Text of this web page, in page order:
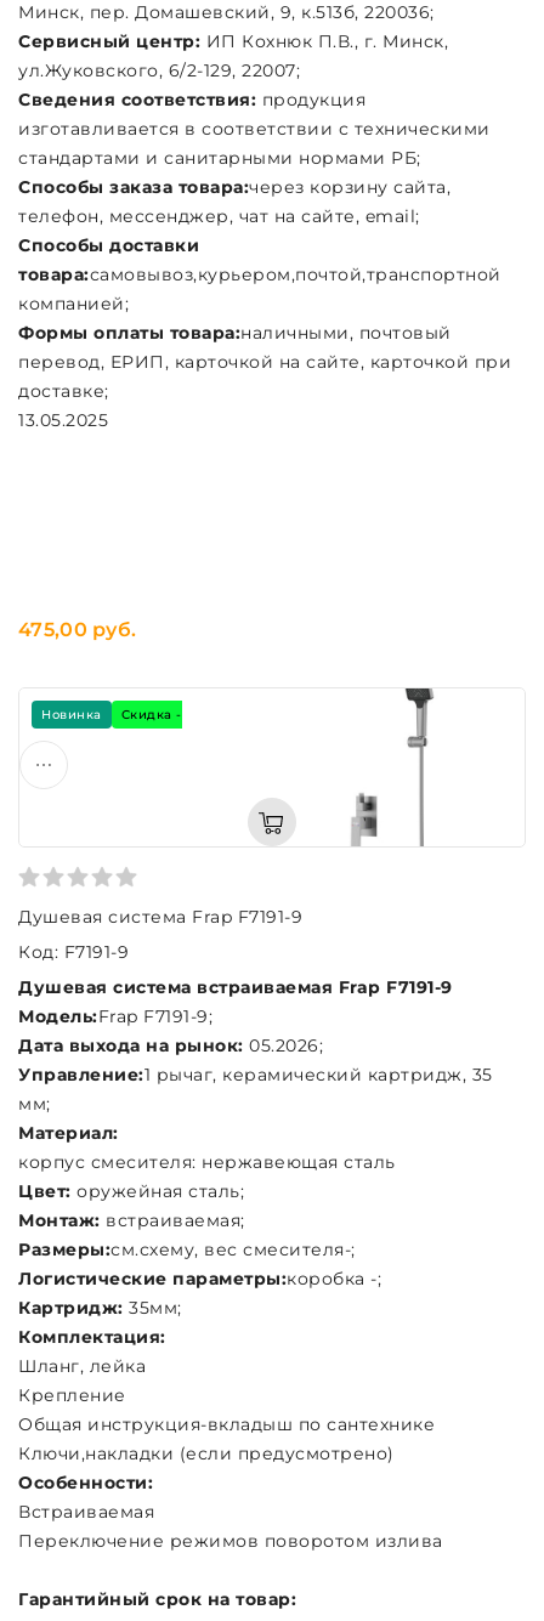
Минск, пер. Домашевский, 9, к.513б, 220036;
Сервисный центр: ИП Кохнюк П.В., г. Минск,
ул.Жуковского, 6/2-129, 22007;
Сведения соответствия: продукция
изготавливается в соответствии с техническими
стандартами и санитарными нормами РБ;
Способы заказа товара:через корзину сайта,
телефон, мессенджер, чат на сайте, email;
Cпособы доставки
товара:самовывоз,курьером,почтой,транспортной
компанией;
Формы оплаты товара:наличными, почтовый
перевод, ЕРИП, карточкой на сайте, карточкой при
доставке;
13.05.2025
475,00 руб.
Новинка Скидка -7%
Душевая система Frap F7191-9
Код: F7191-9
Душевая система встраиваемая Frap F7191-9
Модель:Frap F7191-9;
Дата выхода на рынок: 05.2026;
Управление:1 рычаг, керамический картридж, 35
мм;
Материал:
корпус смесителя: нержавеющая сталь
Цвет: оружейная сталь;
Монтаж: встраиваемая;
Размеры:см.схему, вес смесителя-;
Логистические параметры:коробка -;
Картридж: 35мм;
Комплектация:
Шланг, лейка
Крепление
Общая инструкция-вкладыш по сантехнике
Ключи,накладки (если предусмотрено)
Особенности:
Встраиваемая
Переключение режимов поворотом излива
Гарантийный срок на товар: